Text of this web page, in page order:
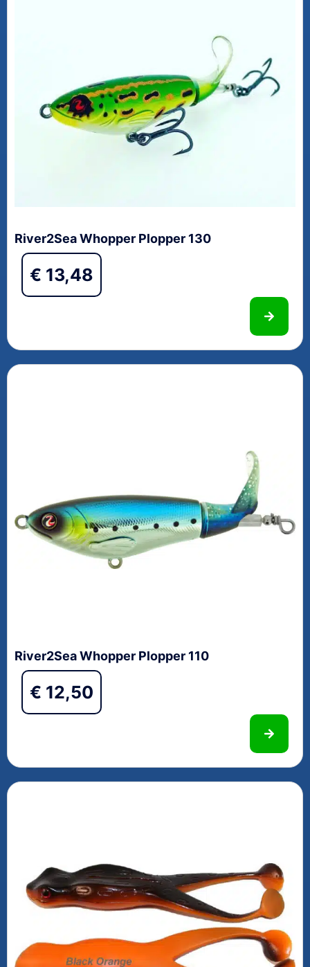
River2Sea Whopper Plopper 130
€ 13,48
River2Sea Whopper Plopper 110
€ 12,50